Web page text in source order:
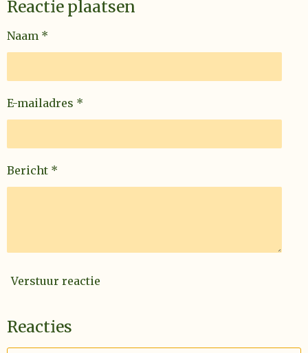
Reactie plaatsen
Naam *
E-mailadres *
Bericht *
Verstuur reactie
Reacties